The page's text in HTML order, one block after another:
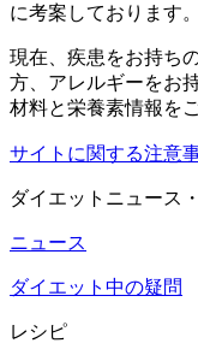
に考案しております。
現在、疾患をお持ち
方、アレルギーをお
材料と栄養素情報を
サイトに関する注意
ダイエットニュース
ニュース
ダイエット中の疑問
レシピ